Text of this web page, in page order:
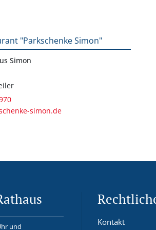
"Parkschenke Simon"
Simon
simon.de
und Kontakt